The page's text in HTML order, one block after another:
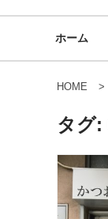
ホーム
HOME
タグ: